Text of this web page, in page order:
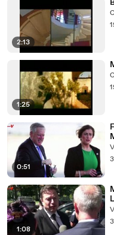
2:13
1:25
0:51
1:08